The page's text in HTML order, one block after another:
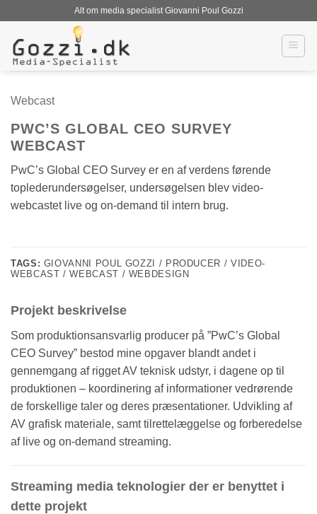
indhold
Alt om media specialist Giovanni Poul Gozzi
Webcast
PWC’S GLOBAL CEO SURVEY
WEBCAST
PwC’s Global CEO Survey er en af verdens førende
toplederundersøgelser, undersøgelsen blev video-
webcastet live og on-demand til intern brug.
TAGS: GIOVANNI POUL GOZZI / PRODUCER / VIDEO-
WEBCAST / WEBCAST / WEBDESIGN
Projekt beskrivelse
Som produktionsansvarlig producer på ”PwC’s Global
CEO Survey” bestod mine opgaver blandt andet i
gennemgang af rigget AV teknisk udstyr, i dagene op til
produktionen – koordinering af informationer vedrørende
de forskellige taler og deres præsentationer. Udvikling af
AV grafisk materiale, samt tilrettelæggelse og forberedelse
af live og on-demand streaming.
Streaming media teknologier der er benyttet i
dette projekt